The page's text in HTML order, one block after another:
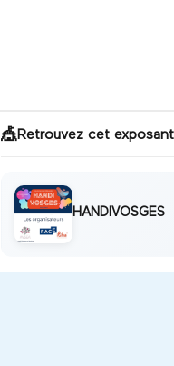
🎪Retrouvez cet
HANDIVOSGES